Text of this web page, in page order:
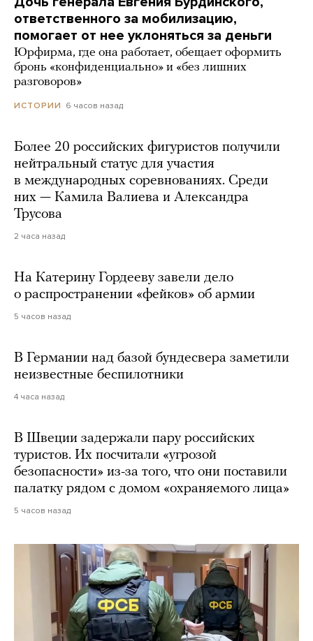
ответственного за мобилизацию,
помогает от нее уклоняться за деньги
Юрфирма, где она работает, обещает оформить
бронь «конфиденциально» и «без лишних
разговоров»
ИСТОРИИ 6 часов назад
Более 20 российских фигуристов получили
нейтральный статус для участия
в международных соревнованиях. Среди
них — Камила Валиева и Александра
Трусова
2 часа назад
На Катерину Гордееву завели дело
о распространении «фейков» об армии
5 часов назад
В Германии над базой бундесвера заметили
неизвестные беспилотники
4 часа назад
В Швеции задержали пару российских
туристов. Их посчитали «угрозой
безопасности» из-за того, что они поставили
палатку рядом с домом «охраняемого лица»
5 часов назад